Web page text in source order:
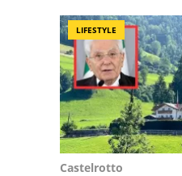
LIFESTYLE
Castelrotto